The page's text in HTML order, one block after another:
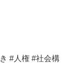
#人権 #社会構